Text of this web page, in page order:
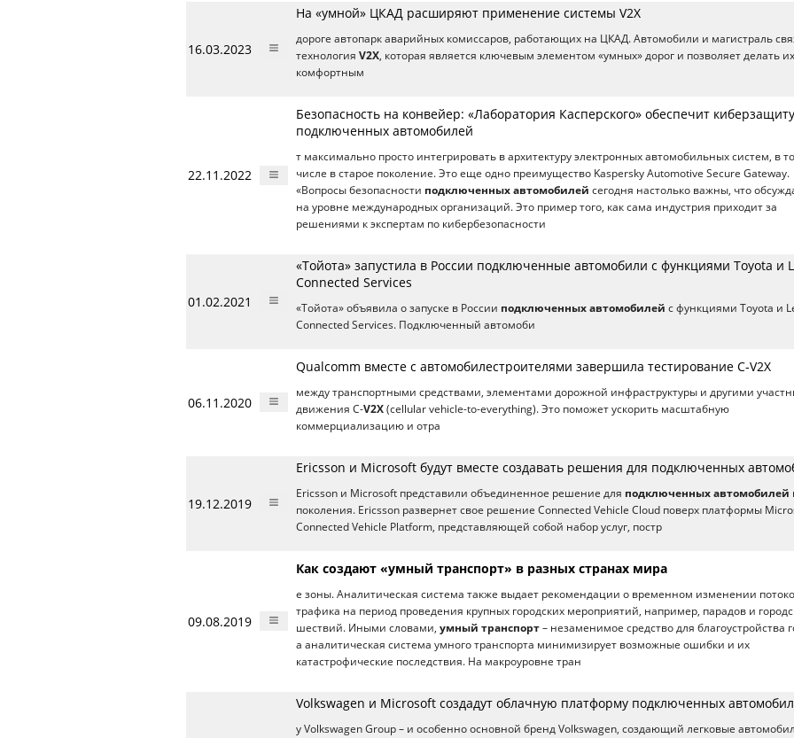
16.03.2023
На «умной» ЦКАД расширяют применение системы V2X
дороге автопарк аварийных комиссаров, работающих на ЦКАД. Автомобили и магистраль
технология V2X, которая является ключевым элементом «умных» дорог и позволяет делать
комфортным
22.11.2022
Безопасность на конвейер: «Лаборатория Касперского» обеспечит киберзащиту
подключенных автомобилей
т максимально просто интегрировать в архитектуру электронных автомобильных систем, в
числе в старое поколение. Это еще одно преимущество Kaspersky Automotive Secure Gateway.
«Вопросы безопасности подключенных автомобилей сегодня настолько важны, что
на уровне международных организаций. Это пример того, как сама индустрия приходит за
решениями к экспертам по кибербезопасности
01.02.2021
«Тойота» запустила в России подключенные автомобили с функциями Toyota и
Connected Services
«Тойота» объявила о запуске в России подключенных автомобилей с функциями Toyota и
Connected Services. Подключенный автомоби
06.11.2020
Qualcomm вместе с автомобилестроителями завершила тестирование C-V2X
между транспортными средствами, элементами дорожной инфраструктуры и другими
движения C-V2X (cellular vehicle-to-everything). Это поможет ускорить масштабную
коммерциализацию и отра
19.12.2019
Ericsson и Microsoft будут вместе создавать решения для подключенных
Ericsson и Microsoft представили объединенное решение для подключенных автомобилей
поколения. Ericsson развернет свое решение Connected Vehicle Cloud поверх платформы
Connected Vehicle Platform, представляющей собой набор услуг, постр
09.08.2019
Как создают «умный транспорт» в разных странах мира
е зоны. Аналитическая система также выдает рекомендации о временном изменении
трафика на период проведения крупных городских мероприятий, например, парадов и
шествий. Иными словами, умный транспорт – незаменимое средство для благоустройства
а аналитическая система умного транспорта минимизирует возможные ошибки и их
катастрофические последствия. На макроуровне тран
Volkswagen и Microsoft создадут облачную платформу подключенных
у Volkswagen Group – и особенно основной бренд Volkswagen, создающий легковые